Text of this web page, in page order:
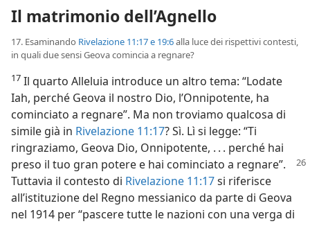
Il matrimonio dell’Agnello
17. Esaminando Rivelazione 11:17 e 19:6alla luce dei rispettivi contesti,
in quali due sensi Geova comincia a regnare?
17 Il quarto Alleluia introduce un altro tema: “Lodate
Iah, perché Geova il nostro Dio, l’Onnipotente, ha
cominciato a regnare”. Ma non troviamo qualcosa di
simile già in Rivelazione 11:17? Sì. Lì si legge: “Ti
ringraziamo, Geova Dio, Onnipotente, . . . perché hai
preso il tuo gran potere e hai cominciato a regnare”.
Tuttavia il contesto di Rivelazione 11:17si riferisce
all’istituzione del Regno messianico da parte di Geova
nel 1914 per “pascere tutte le nazioni con una verga di